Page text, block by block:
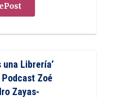
una Librería’
Zoé
Zayas-